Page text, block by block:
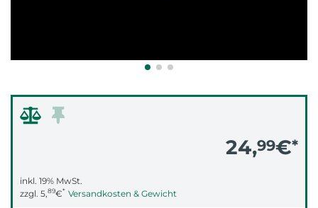
24,99€*
inkl. 19% MwSt.
zzgl. 5,89€* Versandkosten & Gewicht